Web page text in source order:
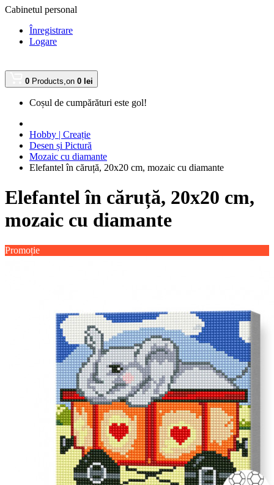
Cabinetul personal
Înregistrare
Logare
0 Products,on 0 lei
Coșul de cumpărături este gol!
Hobby | Creație
Desen și Pictură
Mozaic cu diamante
Elefantel în căruță, 20x20 cm, mozaic cu diamante
Elefantel în căruță, 20x20 cm,
mozaic cu diamante
Promoție